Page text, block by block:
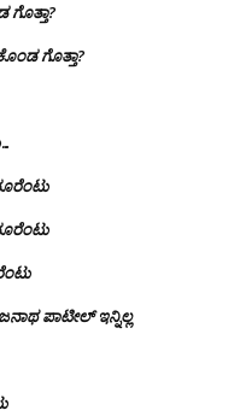
ಗೊತ್ತಾ?
ಪಾಟೀಲ್ ಇನ್ನಿಲ್ಲ